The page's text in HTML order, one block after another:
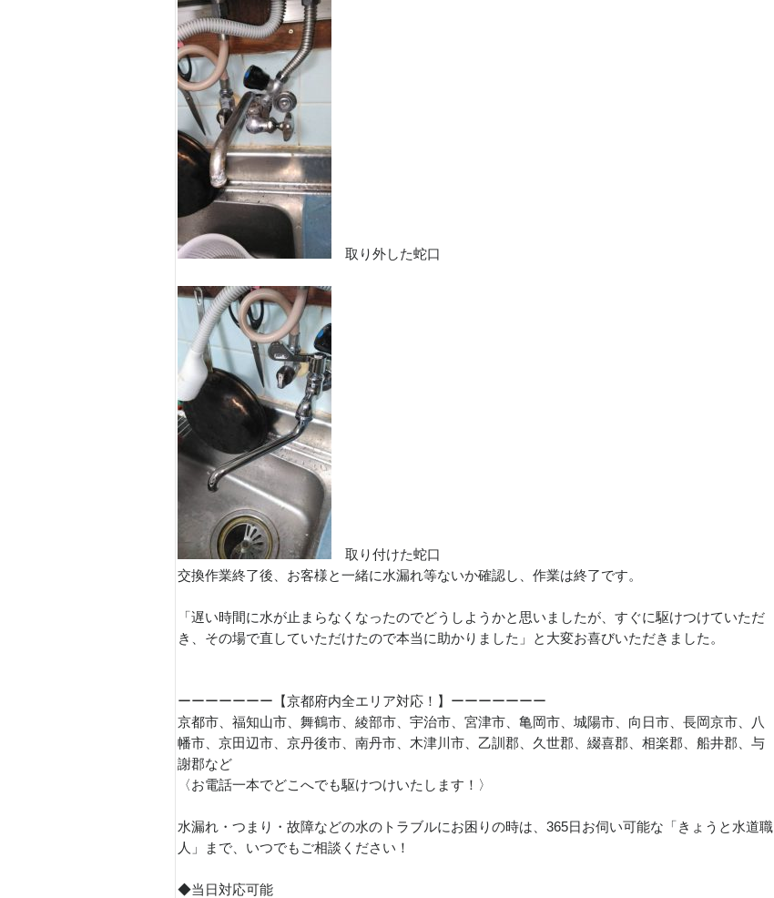
取り外した蛇口
取り付けた蛇口
交換作業終了後、お客様と一緒に水漏れ等ないか確認し、作業は終了です。
「遅い時間に水が止まらなくなったのでどうしようかと思いましたが、すぐに駆けつけていただ
き、その場で直していただけたので本当に助かりました」と大変お喜びいただきました。
ーーーーーーー【京都府内全エリア対応！】ーーーーーーー
京都市、福知山市、舞鶴市、綾部市、宇治市、宮津市、亀岡市、城陽市、向日市、長岡京市、八
幡市、京田辺市、京丹後市、南丹市、木津川市、乙訓郡、久世郡、綴喜郡、相楽郡、船井郡、与
謝郡など
〈お電話一本でどこへでも駆けつけいたします！〉
水漏れ・つまり・故障などの水のトラブルにお困りの時は、365日お伺い可能な「きょうと水道職
人」まで、いつでもご相談ください！
◆当日対応可能